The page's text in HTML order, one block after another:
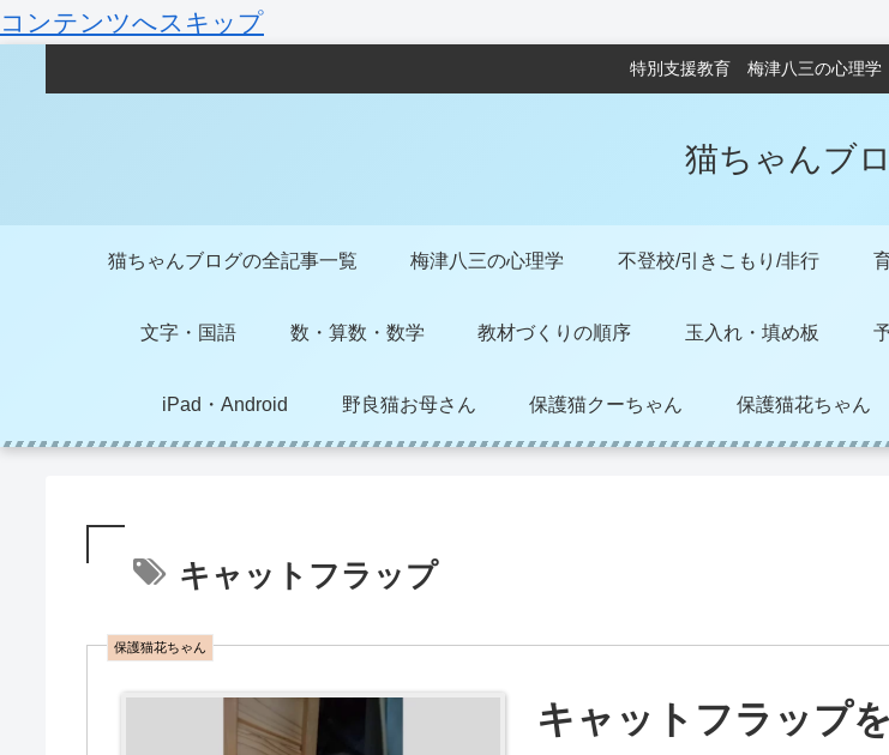
コンテンツへスキップ
特別支援教育 梅津八三の心理
猫ちゃんブ
猫ちゃんブログの全記事一覧 梅津八三の心理学 不登校/引きこもり/非行
文字・国語 数・算数・数学 教材づくりの順序 玉入れ・填め板
iPad・Android 野良猫お母さん 保護猫クーちゃん 保護猫花ちゃん
キャットフラップ
保護猫花ちゃん
キャットフラップ